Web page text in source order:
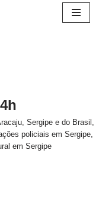
Sergipe e do Brasil,
policiais em Sergipe,
em Sergipe